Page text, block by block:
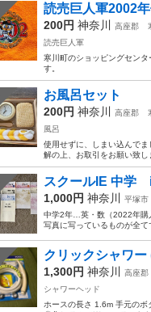
読売巨人軍2002
200円 神奈川 高座郡
読売巨人軍
寒川町のショッピングセン
す。
お風呂セット
200円 神奈川 高座郡
風呂
使用せずに、しまい込んで
解の上、お取引をお願い致し
スクールIE 中
1,000円 神奈川 平塚市
中学2年…英・数（2022年購
写真に写っているものが全て
クリックシャワ
1,300円 神奈川 高座郡
シャワーヘッド
ホースの長さ 1.6m 手元の